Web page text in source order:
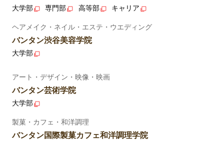
大学部 専門部 高等部 キャリア
ヘアメイク・ネイル・エステ・ウエディング
バンタン渋谷美容学院
大学部
アート・デザイン・映像・映画
バンタン芸術学院
大学部
製菓・カフェ・和洋調理
バンタン国際製菓カフェ和洋調理学院